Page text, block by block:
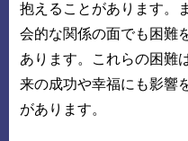
抱えることがあります。
会的な関係の面でも困難
あります。これらの困難
来の成功や幸福にも影響
があります。